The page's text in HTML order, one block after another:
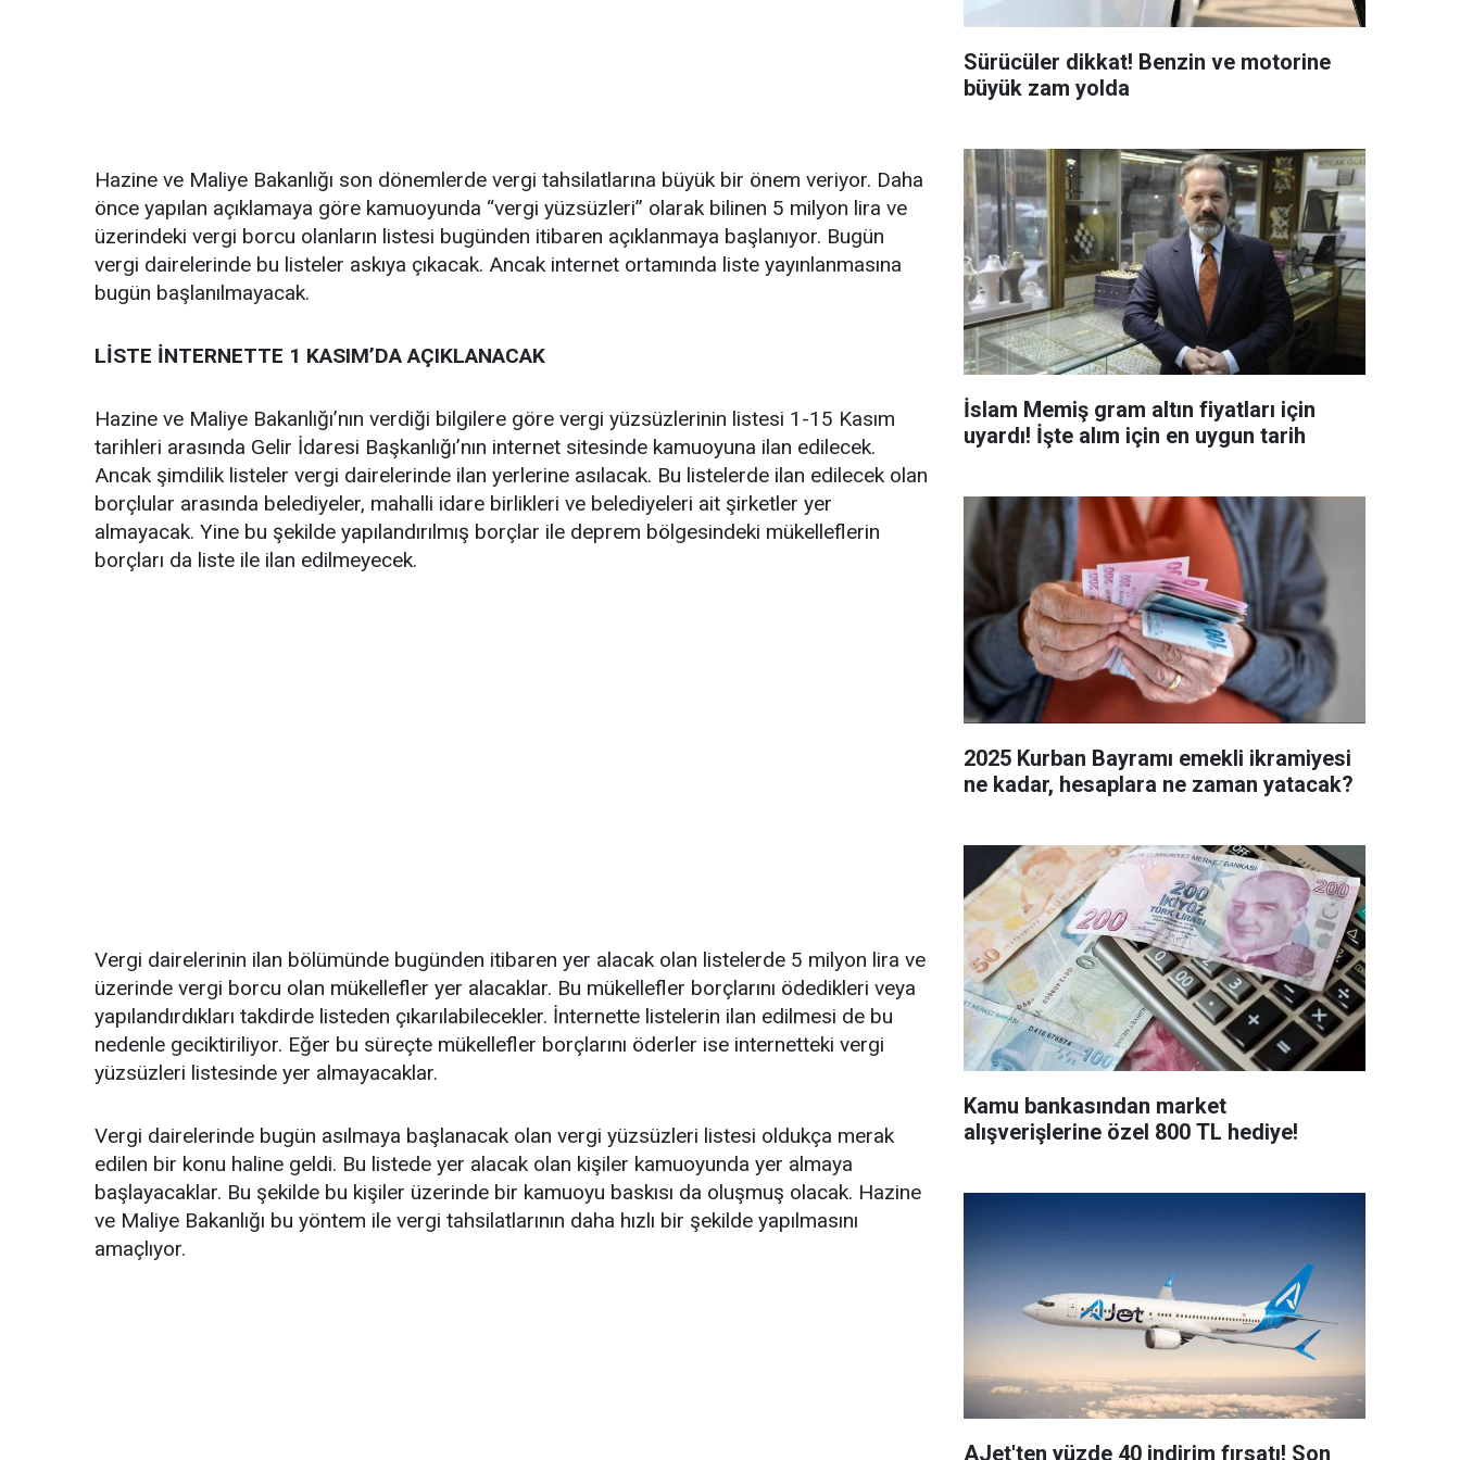
Hazine ve Maliye Bakanlığı son dönemlerde vergi tahsilatlarına büyük bir önem veriyor. Daha
önce yapılan açıklamaya göre kamuoyunda “vergi yüzsüzleri” olarak bilinen 5 milyon lira ve
üzerindeki vergi borcu olanların listesi bugünden itibaren açıklanmaya başlanıyor. Bugün
vergi dairelerinde bu listeler askıya çıkacak. Ancak internet ortamında liste yayınlanmasına
bugün başlanılmayacak.
LİSTE İNTERNETTE 1 KASIM’DA AÇIKLANACAK
Hazine ve Maliye Bakanlığı’nın verdiği bilgilere göre vergi yüzsüzlerinin listesi 1-15 Kasım
tarihleri arasında Gelir İdaresi Başkanlığı’nın internet sitesinde kamuoyuna ilan edilecek.
Ancak şimdilik listeler vergi dairelerinde ilan yerlerine asılacak. Bu listelerde ilan edilecek olan
borçlular arasında belediyeler, mahalli idare birlikleri ve belediyeleri ait şirketler yer
almayacak. Yine bu şekilde yapılandırılmış borçlar ile deprem bölgesindeki mükelleflerin
borçları da liste ile ilan edilmeyecek.
Vergi dairelerinin ilan bölümünde bugünden itibaren yer alacak olan listelerde 5 milyon lira ve
üzerinde vergi borcu olan mükellefler yer alacaklar. Bu mükellefler borçlarını ödedikleri veya
yapılandırdıkları takdirde listeden çıkarılabilecekler. İnternette listelerin ilan edilmesi de bu
nedenle geciktiriliyor. Eğer bu süreçte mükellefler borçlarını öderler ise internetteki vergi
yüzsüzleri listesinde yer almayacaklar.
Vergi dairelerinde bugün asılmaya başlanacak olan vergi yüzsüzleri listesi oldukça merak
edilen bir konu haline geldi. Bu listede yer alacak olan kişiler kamuoyunda yer almaya
başlayacaklar. Bu şekilde bu kişiler üzerinde bir kamuoyu baskısı da oluşmuş olacak. Hazine
ve Maliye Bakanlığı bu yöntem ile vergi tahsilatlarının daha hızlı bir şekilde yapılmasını
amaçlıyor.
Sürücüler dikkat! Benzin ve motorine
büyük zam yolda
İslam Memiş gram altın fiyatları için
uyardı! İşte alım için en uygun tarih
2025 Kurban Bayramı emekli ikramiyesi
ne kadar, hesaplara ne zaman yatacak?
Kamu bankasından market
alışverişlerine özel 800 TL hediye!
AJet'ten yüzde 40 indirim fırsatı! Son